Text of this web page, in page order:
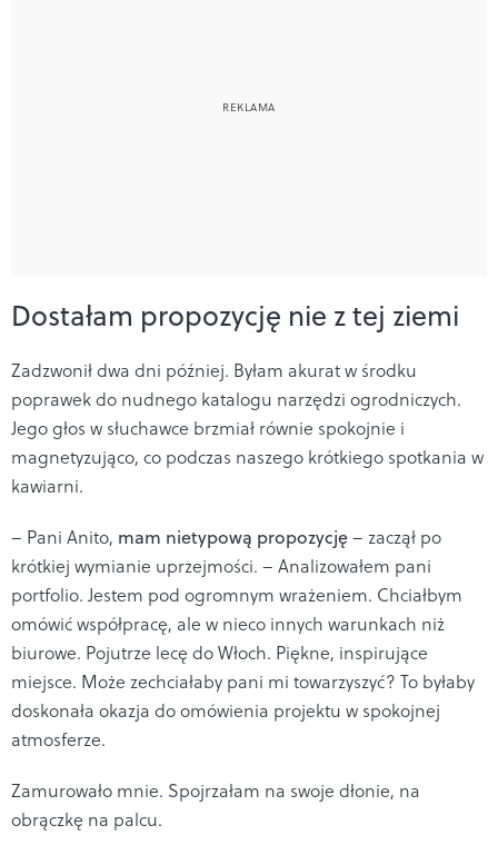
Dostałam propozycję nie z tej ziemi
Zadzwonił dwa dni później. Byłam akurat w środku
poprawek do nudnego katalogu narzędzi ogrodniczych.
Jego głos w słuchawce brzmiał równie spokojnie i
magnetyzująco, co podczas naszego krótkiego spotkania w
kawiarni.
– Pani Anito, mam nietypową propozycję– zaczął po
krótkiej wymianie uprzejmości. – Analizowałem pani
portfolio. Jestem pod ogromnym wrażeniem. Chciałbym
omówić współpracę, ale w nieco innych warunkach niż
biurowe. Pojutrze lecę do Włoch. Piękne, inspirujące
miejsce. Może zechciałaby pani mi towarzyszyć? To byłaby
doskonała okazja do omówienia projektu w spokojnej
atmosferze.
Zamurowało mnie. Spojrzałam na swoje dłonie, na
obrączkę na palcu.